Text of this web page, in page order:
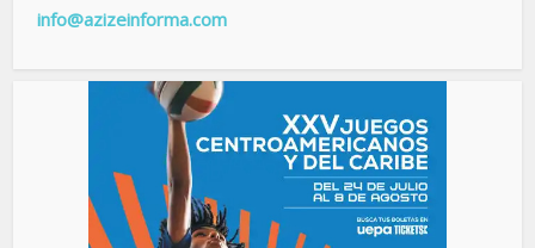
info@azizeinforma.com